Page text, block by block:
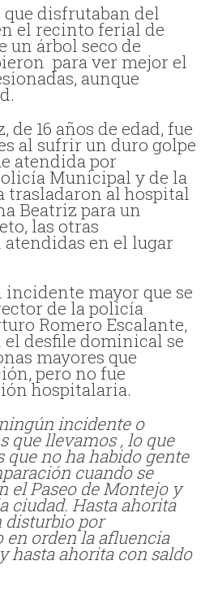
disfrutaban del
el recinto ferial de
un árbol seco de
para ver mejor el
aunque
16 años de edad, fue
al sufrir un duro golpe
atendida por
Municipal y de la
trasladaron al hospital
Beatriz para un
las otras
en el lugar
incidente mayor que se
de la policía
Romero Escalante,
el desfile dominical se
mayores que
pero no fue
hospitalaria.
incidente o
que llevamos , lo que
que no ha habido gente
cuando se
el Paseo de Montejo y
ciudad. Hasta ahorita
disturbio por
en orden la afluencia
hasta ahorita con saldo